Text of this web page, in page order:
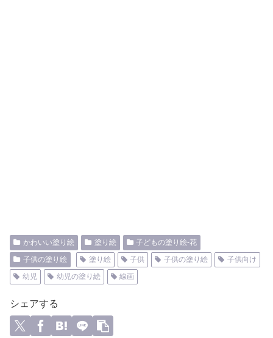
かわいい塗り絵 塗り絵
子どもの塗り絵-花
子供の塗り絵
塗り絵 子供 子供の塗り絵
子供向け
幼児
幼児の塗り絵 線画
シェアする